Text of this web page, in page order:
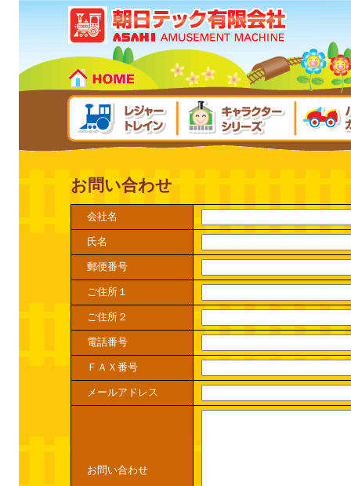
お問い合わせ
会社名
氏名
郵便番号
ご住所１
ご住所２
電話番号
ＦＡＸ番号
メールアドレス
お問い合わせ